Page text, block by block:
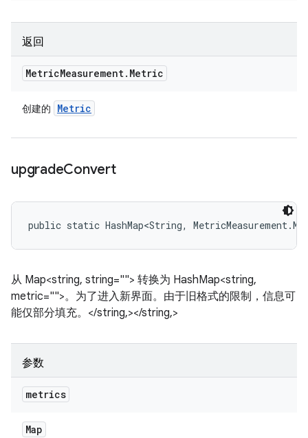
返回
MetricMeasurement. Metric
创建的 Metric
upgradeConvert
public static HashMap<String,
从 Map<string, string=""> 转换为 HashMap<string,
metric="">。为了进入新界面。由于旧格式的限制，信息可
能仅部分填充。</string,></string,>
参数
metrics
Map